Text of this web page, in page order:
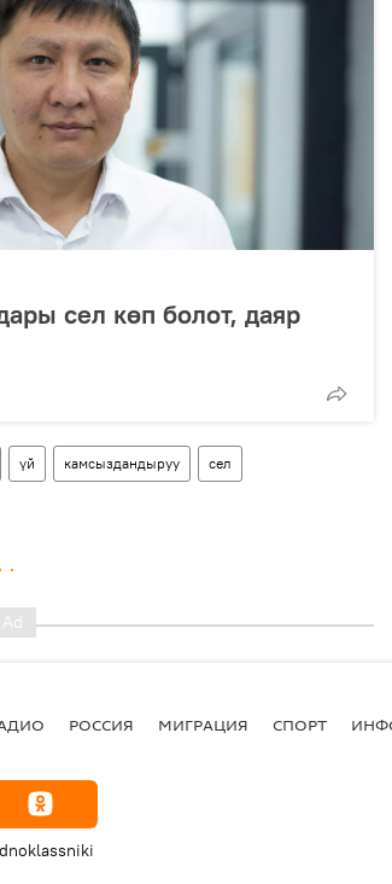
сел көп болот, даяр
үй камсыздандыруу сел
РОССИЯ МИГРАЦИЯ СПОРТ